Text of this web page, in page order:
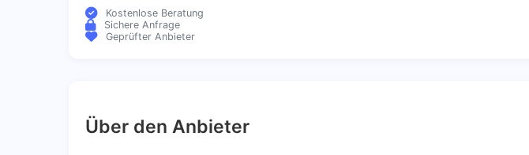
Kostenlose Beratung
Sichere Anfrage
Geprüfter Anbieter
Über den Anbieter